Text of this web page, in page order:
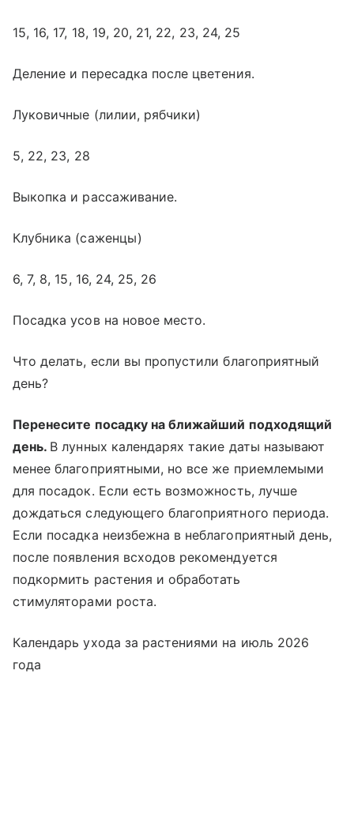
15, 16, 17, 18, 19, 20, 21, 22, 23, 24, 25
Деление и пересадка после цветения.
Луковичные (лилии, рябчики)
5, 22, 23, 28
Выкопка и рассаживание.
Клубника (саженцы)
6, 7, 8, 15, 16, 24, 25, 26
Посадка усов на новое место.
Что делать, если вы пропустили благоприятный
день?
Перенесите посадку на ближайший подходящий
день. В лунных календарях такие даты называют
менее благоприятными, но все же приемлемыми
для посадок. Если есть возможность, лучше
дождаться следующего благоприятного периода.
Если посадка неизбежна в неблагоприятный день,
после появления всходов рекомендуется
подкормить растения и обработать
стимуляторами роста.
Календарь ухода за растениями на июль 2026
года